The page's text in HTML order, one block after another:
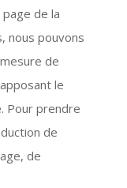
de la
nous pouvons
de
le
Pour prendre
de
de